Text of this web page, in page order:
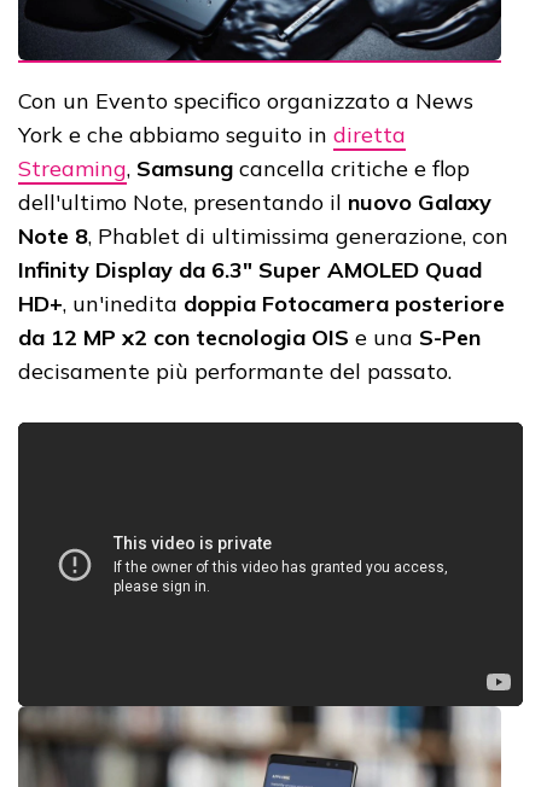
Con un Evento specifico organizzato a News
York e che abbiamo seguito in diretta
Streaming, Samsung cancella critiche e flop
dell'ultimo Note, presentando il nuovo Galaxy
Note 8, Phablet di ultimissima generazione, con
Infinity Display da 6.3" Super AMOLED Quad
HD+, un'inedita doppia Fotocamera posteriore
da 12 MP x2 con tecnologia OIS e una S-Pen
decisamente più performante del passato.